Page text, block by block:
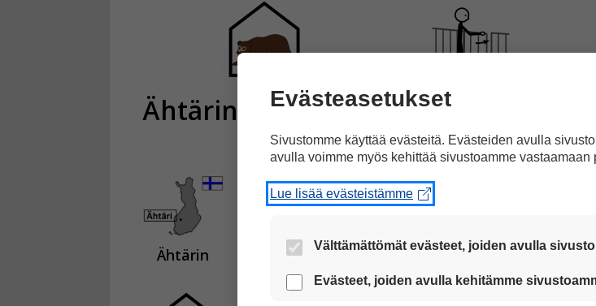
Ähtärin eläinpuisto on suljettu
Ähtärin eläinpuisto sulki ovensa kävijöiltä lokakuussa.
Evästeasetukset
Sivustomme käyttää evästeitä. Evästeiden avulla
avulla voimme myös kehittää sivustoamme vastaamaan
Lue lisää evästeistämme
Välttämättömät evästeet, joiden avulla
Nämä evästeet ovat aina käytössä, jotta
Evästeet, joiden avulla kehitämme